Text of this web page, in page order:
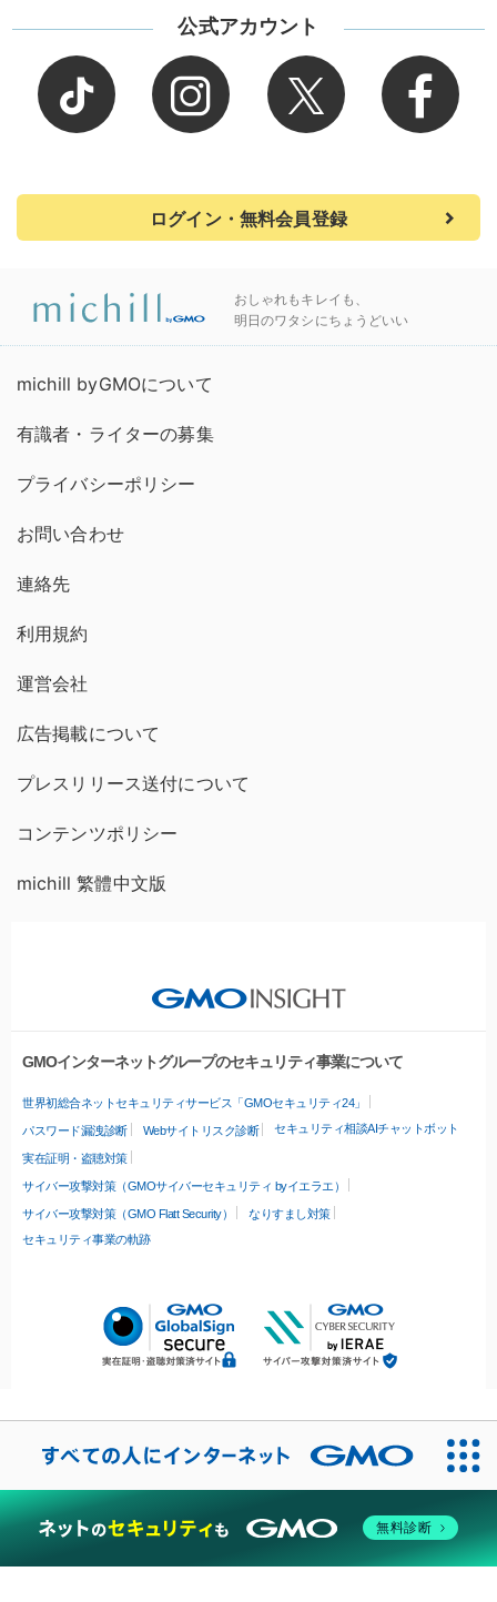
公式アカウント
ログイン・無料会員登録
おしゃれもキレイも、
明日のワタシにちょうどいい
michill byGMOについて
有識者・ライターの募集
プライバシーポリシー
お問い合わせ
連絡先
利用規約
運営会社
広告掲載について
プレスリリース送付について
コンテンツポリシー
michill 繁體中文版
GMOインターネットグループのセキュリティ事業について
世界初総合ネットセキュリティサービス「GMOセキュリティ24」
パスワード漏洩診断 Webサイトリスク診断 セキュリティ相談AIチャットボット
実在証明・盗聴対策
サイバー攻撃対策（GMOサイバーセキュリティ byイエラエ）
サイバー攻撃対策（GMO Flatt Security）
なりすまし対策
セキュリティ事業の軌跡
無料診断